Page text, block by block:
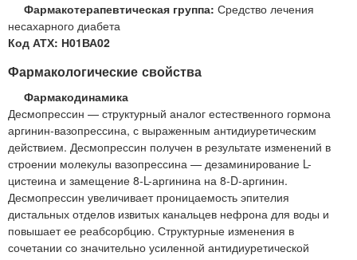
Фармакотерапевтическая группа: Средство лечения
несахарного диабета
Код АТХ: Н01ВА02
Фармакологические свойства
Фармакодинамика
Десмопрессин — структурный аналог естественного гормона
аргинин-вазопрессина, с выраженным антидиуретическим
действием. Десмопрессин получен в результате изменений в
строении молекулы вазопрессина — дезаминирование L-
цистеина и замещение 8-L-аргинина на 8-D-аргинин.
Десмопрессин увеличивает проницаемость эпителия
дистальных отделов извитых канальцев нефрона для воды и
повышает ее реабсорбцию. Структурные изменения в
сочетании со значительно усиленной антидиуретической